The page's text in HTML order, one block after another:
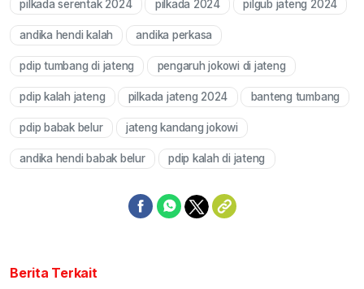
Mute
pilkada serentak 2024 pilkada 2024 pilgub jateng 2024
andika hendi kalah andika perkasa
pdip tumbang di jateng pengaruh jokowi di jateng
pdip kalah jateng pilkada jateng 2024 banteng tumbang
pdip babak belur jateng kandang jokowi
andika hendi babak belur pdip kalah di jateng
Berita Terkait